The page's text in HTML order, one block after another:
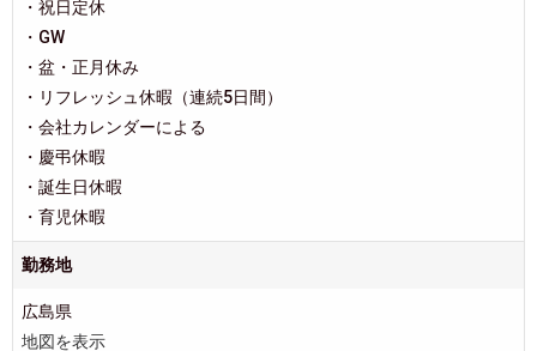
・祝日定休
・GW
・盆・正月休み
・リフレッシュ休暇（連続5日間）
・会社カレンダーによる
・慶弔休暇
・誕生日休暇
・育児休暇
勤務地
広島県
地図を表示